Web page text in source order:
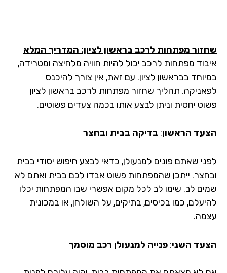
מפתחות לרכב בראשון לציון: המדריך המלא
מפתחות לרכב יכול להיות חוויה מלחיצה ומטרידה,
בבראשון לציון. עם זאת, אין צורך להיכנס
תהליך שחזור מפתחות לרכב בראשון לציון
יחסית וניתן לבצע אותו בכמה צעדים פשוטים.
הראשון:בדיקה בבית ובחצר
שאתם פונים למנעולן, כדאי לבצע חיפוש יסודי בבית
ייתכן שהמפתחות פשוט אבדו לכם בבית ואתם לא
לב. שימו לב לכל מקום אפשרי שבו המפתחות יכלו
כמו בכיסים, בתיקים, על השולחן, או במכונית
השני:פנייה למנעולן רכב מוסמך